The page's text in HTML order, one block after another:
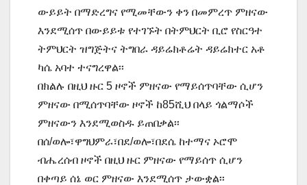
ውይይት በማድረግና የሚመቸውን ቀን በመምረጥ ምዘናው
እንደሚሰጥ በውይይቱ የተገኙት በትምህርት ቢሮ የስርዓተ
ትምህርት ዝግጅትና ትግበራ ዳይሬክቶሬት ዳይሬክተር አቶ
ካሴ አባተ ተናግረዋል፡፡
በክልሉ በዚህ ዙር 5 ዞኖች ምዘናው የማይሰጥባቸው ሲሆን
ምዘናው በሚሰጥባቸው ዞኖች ከ85ሺህ በላይ ጎልማሶች
ምዘናውን እንደሚወስዱ ይጠበቃል፡፡
በሰ/ወሎ፣ዋግህምራ፣በደ/ወሎ፣በደሴ ከተማና ኦሮሞ
ብሔረሰብ ዞኖች በዚህ ዙር ምዘናው የማይሰጥ ሲሆን
በቀጣይ ሰኔ ወር ምዘናው እንደሚሰጥ ታውቋል፡፡